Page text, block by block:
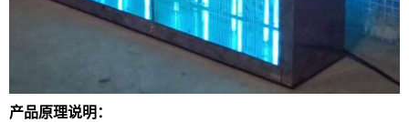
产品原理说明：